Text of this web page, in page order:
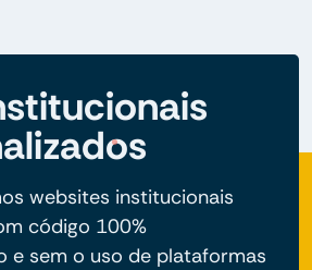
websites institucionais
código 100%
e sem o uso de plataformas